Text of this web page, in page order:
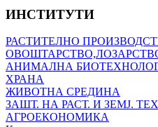
ИНСТИТУТИ
РАСТИТЕЛНО
АНИМАЛНА
ХРАНА
ЖИВОТНА СРЕДИНА
ЗАШТ. НА РАСТ. И ЗЕМЈ.
АГРОЕКОНОМИКА